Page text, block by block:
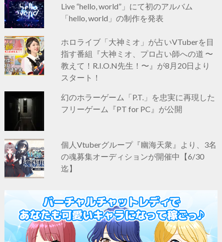
Live “hello, world”」にて初のアルバム
「hello, world」の制作を発表
ホロライブ「大神ミオ」が占いVTuberを目
指す番組『大神ミオ、プロ占い師への道 〜
教えて！R.I.O.N先生！〜』が8月20日より
スタート！
幻のホラーゲーム「P.T.」を忠実に再現した
フリーゲーム『PT for PC』が公開
個人Vtuberグループ『幽海天衆』より、3名
の魂募集オーディションが開催中【6/30
迄】